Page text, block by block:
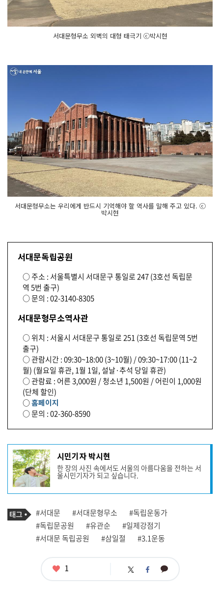
서대문형무소 외벽의 대형 태극기 ⓒ박시현
서대문형무소는 우리에게 반드시 기억해야 할 역사를 말해 주고 있다. ⓒ
박시현
서대문독립공원
○ 주소 : 서울특별시 서대문구 통일로 247 (3호선 독립문
역 5번 출구)
○ 문의 : 02-3140-8305
서대문형무소역사관
○ 위치 : 서울시 서대문구 통일로 251 (3호선 독립문역 5번
출구)
○ 관람시간 : 09:30~18:00 (3~10월) / 09:30~17:00 (11~2
월) (월요일 휴관, 1월 1일, 설날·추석 당일 휴관)
○ 관람료 : 어른 3,000원 / 청소년 1,500원 / 어린이 1,000원
(단체 할인)
○홈페이지
○ 문의 : 02-360-8590
기
사
작
성
자
프
필
시민기자 박시현
한 장의 사진 속에서도 서울의 아름다움을 전하는 서
울시민기자가 되고 싶습니다.
기
사
관
련
태
태
그
#서대문 #서대문형무소
#독립운동가
#독립문공원
#유관순
#일제강점기
#서대문 독립공원
#삼일절 #3.1운동
좋1 트 페 카